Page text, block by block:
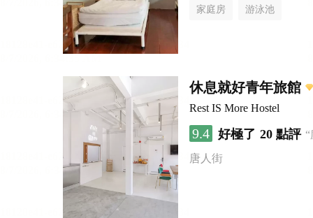
家庭房 游泳池
休息就好青年旅館
Rest IS More Hostel
9.4 好極了 20 點評
唐人街